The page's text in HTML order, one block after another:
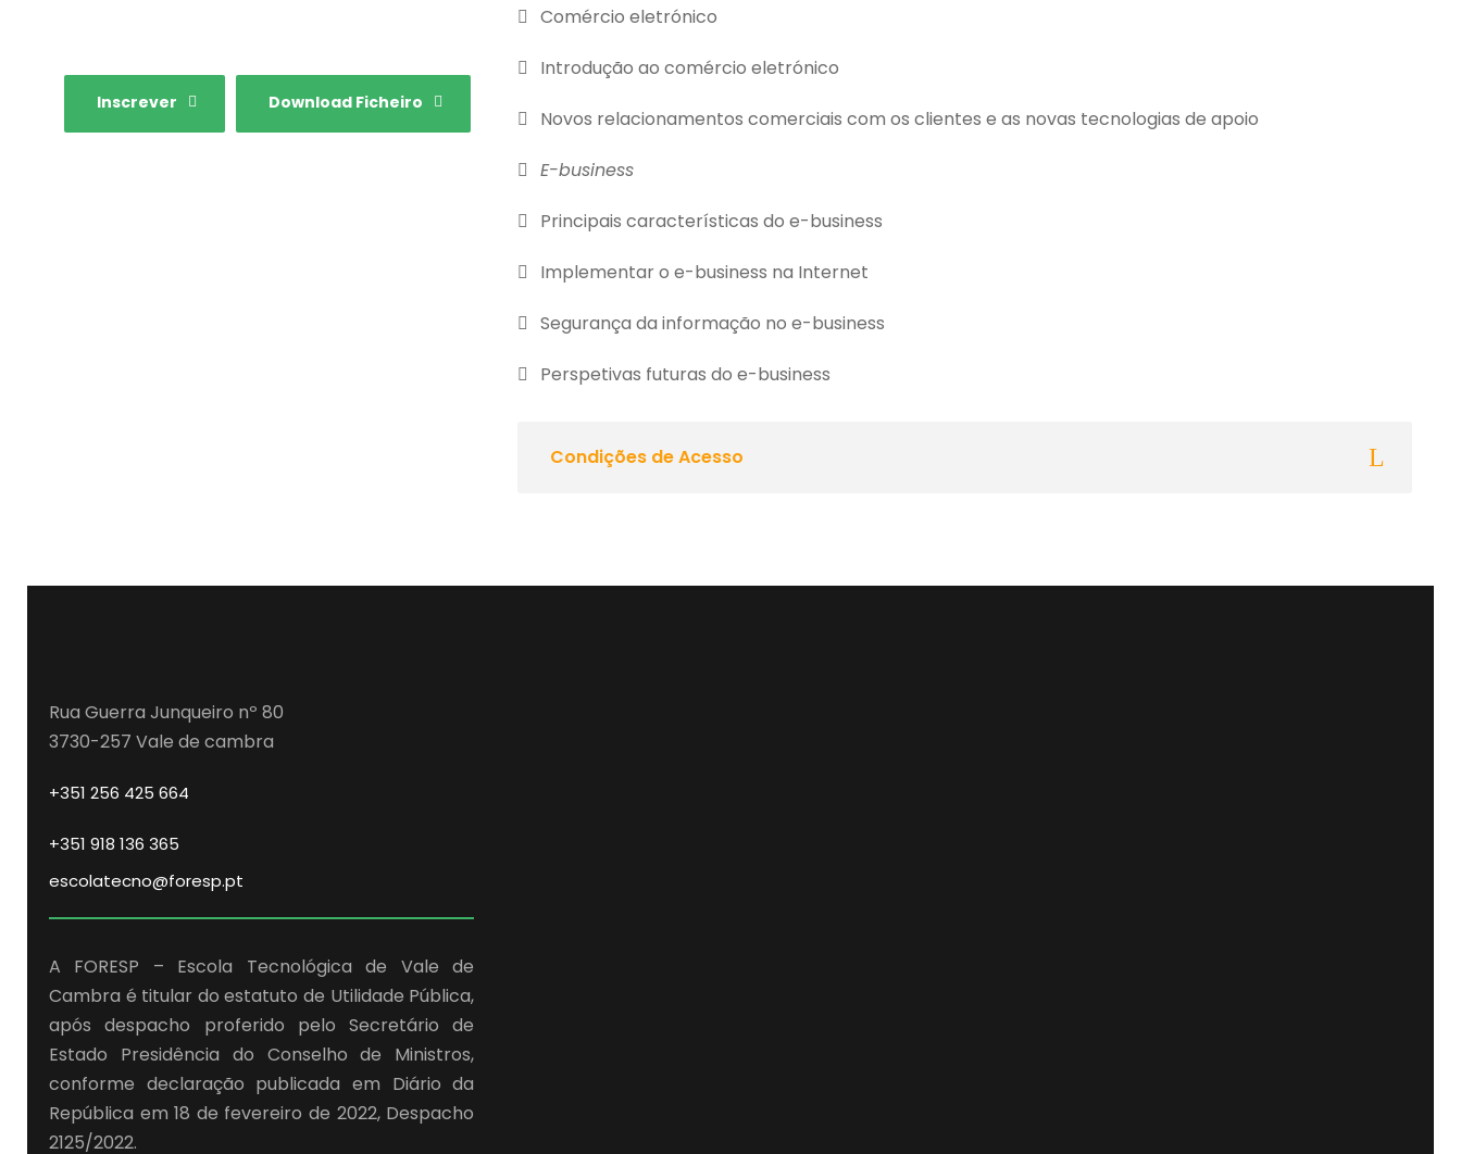
Inscrever Download Ficheiro
Comércio eletrónico
Introdução ao comércio eletrónico
Novos relacionamentos comerciais com os clientes e as novas tecnologias de apoio
E-business
Principais características do e-business
Implementar o e-business na Internet
Segurança da informação no e-business
Perspetivas futuras do e-business
Condições de Acesso
Rua Guerra Junqueiro nº 80
3730-257 Vale de cambra
+351 256 425 664
+351 918 136 365
escolatecno@foresp.pt
A FORESP – Escola Tecnológica de Vale de
Cambra é titular do estatuto de Utilidade Pública,
após despacho proferido pelo Secretário de
Estado Presidência do Conselho de Ministros,
conforme declaração publicada em Diário da
República em 18 de fevereiro de 2022, Despacho
2125/2022.